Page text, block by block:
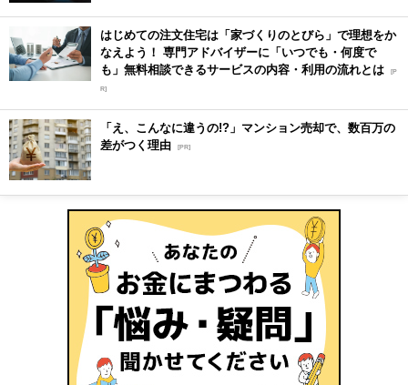
はじめての注文住宅は「家づくりのとびら」で理想をか
なえよう！ 専門アドバイザーに「いつでも・何度で
も」無料相談できるサービスの内容・利用の流れとは [P
R]
「え、こんなに違うの!?」マンション売却で、数百万の
差がつく理由 [PR]